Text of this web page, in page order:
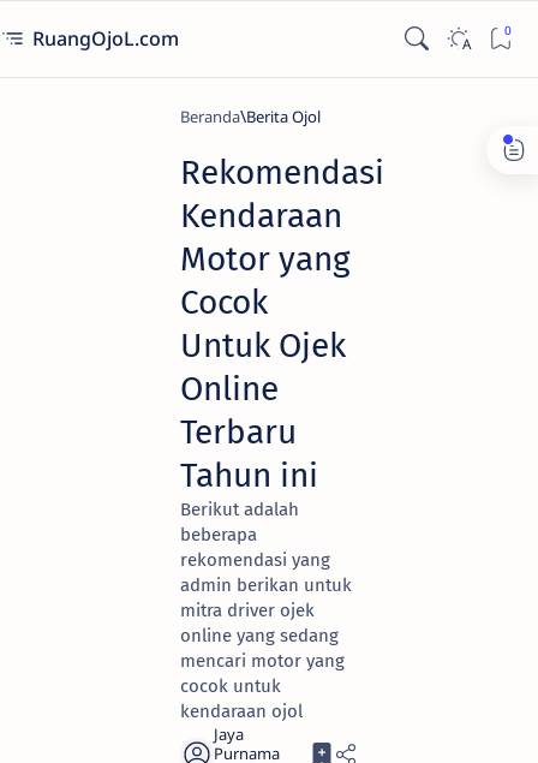
RuangOjoL.com
Beranda Berita Ojol
Rekomendasi
Kendaraan
Motor yang
Cocok
Untuk Ojek
Online
Terbaru
Tahun ini
Berikut adalah
beberapa
rekomendasi yang
admin berikan untuk
mitra driver ojek
online yang sedang
mencari motor yang
cocok untuk
kendaraan ojol